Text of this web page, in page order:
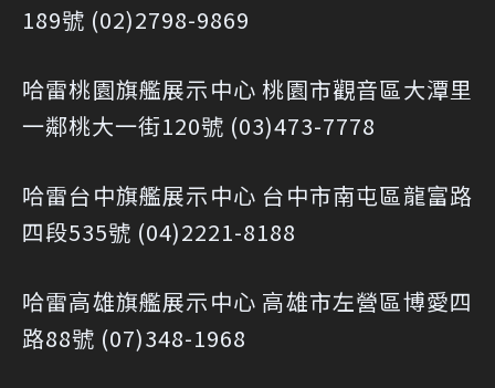
189號 (02)2798-9869
哈雷桃園旗艦展示中心 桃園市觀音區大潭里
一鄰桃大一街120號 (03)473-7778
哈雷台中旗艦展示中心 台中市南屯區龍富路
四段535號 (04)2221-8188
哈雷高雄旗艦展示中心 高雄市左營區博愛四
路88號 (07)348-1968